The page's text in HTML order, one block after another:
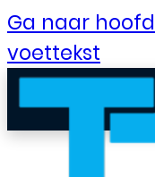
Ga naar
voettekst